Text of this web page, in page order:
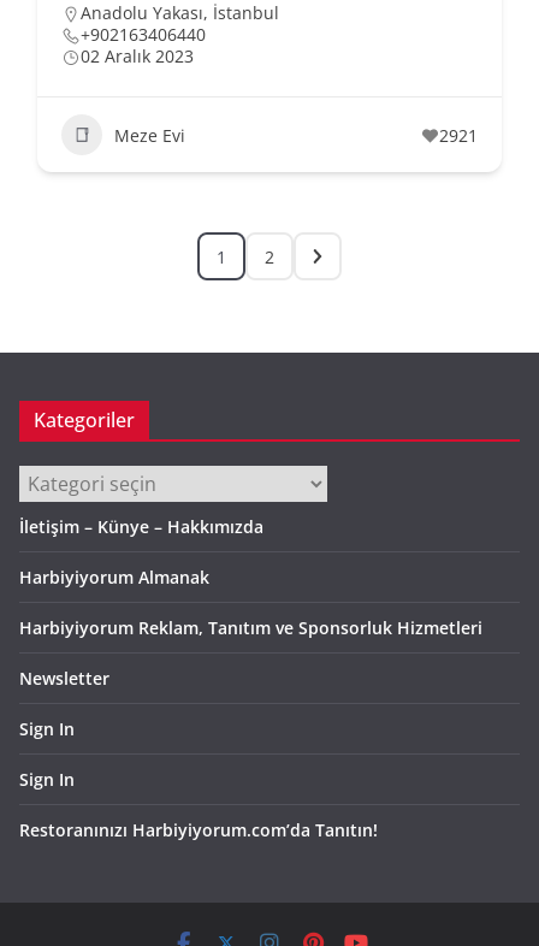
Anadolu Yakası, İstanbul
+902163406440
02 Aralık 2023
Meze Evi 2921
1 2
Kategoriler
Kategoriler
İletişim – Künye – Hakkımızda
Harbiyiyorum Almanak
Harbiyiyorum Reklam, Tanıtım ve Sponsorluk Hizmetleri
Newsletter
Sign In
Sign In
Restoranınızı Harbiyiyorum.com’da Tanıtın!